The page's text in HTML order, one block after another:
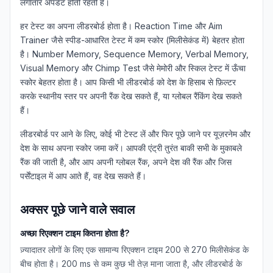
🇮🇳HI
लगातार अपडेट होती रहती है।
हर टेस्ट का अपना लीडरबोर्ड होता है। Reaction Time और Aim
Trainer जैसे स्पीड-आधारित टेस्ट में कम स्कोर (मिलीसेकंड में) बेहतर होता
है। Number Memory, Sequence Memory, Verbal Memory,
Visual Memory और Chimp Test जैसे मेमोरी और स्किल टेस्ट में ऊँचा
स्कोर बेहतर होता है। आप किसी भी लीडरबोर्ड को देश के हिसाब से फ़िल्टर
करके स्थानीय स्तर पर अपनी रैंक देख सकते हैं, या ग्लोबल रैंकिंग देख सकते
हैं।
लीडरबोर्ड पर आने के लिए, कोई भी टेस्ट लें और फिर पूछे जाने पर यूज़रनेम और
देश के साथ अपना स्कोर जमा करें। आपकी एंट्री तुरंत बाकी सभी के मुकाबले
रैंक की जाती है, और आप अपनी ग्लोबल रैंक, अपने देश की रैंक और जिस
पर्सेंटाइल में आप आते हैं, वह देख सकते हैं।
अक्सर पूछे जाने वाले सवाल
अच्छा रिएक्शन टाइम कितना होता है?
ज़्यादातर लोगों के लिए एक सामान्य रिएक्शन टाइम 200 से 270 मिलीसेकंड के
बीच होता है। 200 ms से कम कुछ भी तेज़ माना जाता है, और लीडरबोर्ड के